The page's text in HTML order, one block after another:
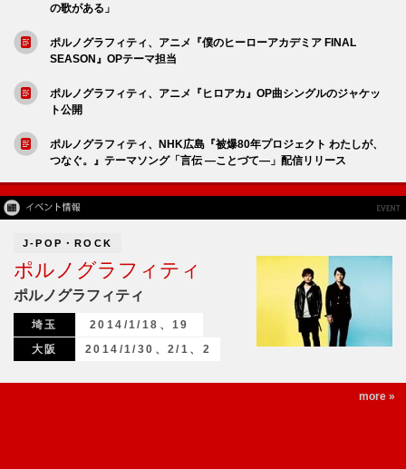
の歌がある」
ポルノグラフィティ、アニメ『僕のヒーローアカデミア FINAL
SEASON』OPテーマ担当
ポルノグラフィティ、アニメ『ヒロアカ』OP曲シングルのジャケッ
ト公開
ポルノグラフィティ、NHK広島『被爆80年プロジェクト わたしが、
つなぐ。』テーマソング「言伝 ―ことづて―」配信リリース
J-POP・ROCK
ポルノグラフィティ
ポルノグラフィティ
埼玉
2014/1/18、19
大阪
2014/1/30、2/1、2
more »